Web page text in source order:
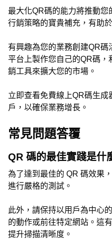
最大化QR碼的能力將推動
行銷策略的寶貴補充，有助
有興趣為您的業務創建QR
平台上製作您自己的QR碼
銷工具來擴大您的市場。
立即查看免費線上QR碼生
戶，以確保業務增長。
常見問題答覆
QR 碼的最佳實踐是什
為了達到最佳的 QR 碼效果
進行嚴格的測試。
此外，請保持以用戶為中心
的動作或前往特定網站。這
提升掃描清晰度。